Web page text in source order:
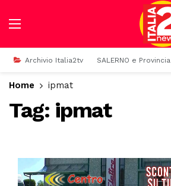
Archivio Italia2tv SALERNO e Provincia
Home ipmat
Tag: ipmat